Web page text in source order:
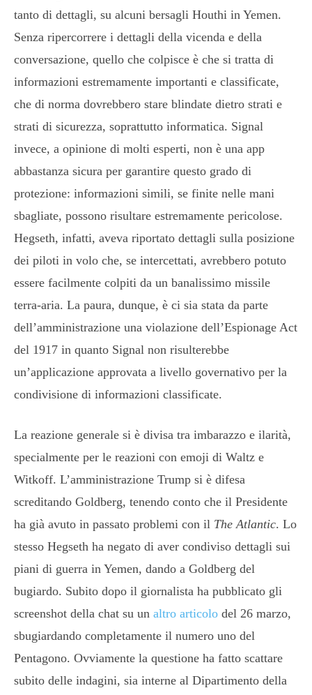
tanto di dettagli, su alcuni bersagli Houthi in Yemen.
Senza ripercorrere i dettagli della vicenda e della
conversazione, quello che colpisce è che si tratta di
informazioni estremamente importanti e classificate,
che di norma dovrebbero stare blindate dietro strati e
strati di sicurezza, soprattutto informatica. Signal
invece, a opinione di molti esperti, non è una app
abbastanza sicura per garantire questo grado di
protezione: informazioni simili, se finite nelle mani
sbagliate, possono risultare estremamente pericolose.
Hegseth, infatti, aveva riportato dettagli sulla posizione
dei piloti in volo che, se intercettati, avrebbero potuto
essere facilmente colpiti da un banalissimo missile
terra-aria. La paura, dunque, è ci sia stata da parte
dell’amministrazione una violazione dell’Espionage Act
del 1917 in quanto Signal non risulterebbe
un’applicazione approvata a livello governativo per la
condivisione di informazioni classificate.
La reazione generale si è divisa tra imbarazzo e ilarità,
specialmente per le reazioni con emoji di Waltz e
Witkoff. L’amministrazione Trump si è difesa
screditando Goldberg, tenendo conto che il Presidente
ha già avuto in passato problemi con il The Atlantic. Lo
stesso Hegseth ha negato di aver condiviso dettagli sui
piani di guerra in Yemen, dando a Goldberg del
bugiardo. Subito dopo il giornalista ha pubblicato gli
screenshot della chat su un altro articolo del 26 marzo,
sbugiardando completamente il numero uno del
Pentagono. Ovviamente la questione ha fatto scattare
subito delle indagini, sia interne al Dipartimento della